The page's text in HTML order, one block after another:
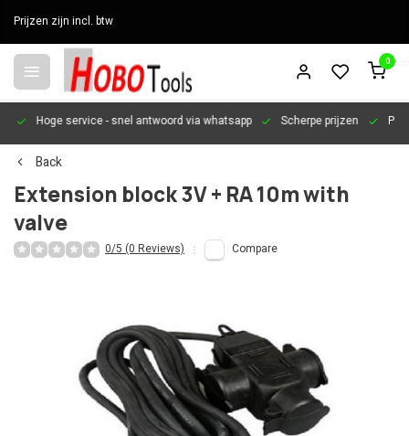
Prijzen zijn incl. btw
0
Hoge service- snel antwoord via whatsapp Scherpe prijzen
Back
Extension block 3V + RA 10m with
valve
0/5 (0 Reviews) Compare